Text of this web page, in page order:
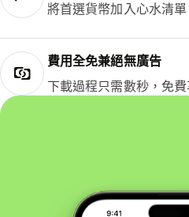
將首選貨幣加入心水清
費用全免兼絕無廣告
下載過程只需數秒，免